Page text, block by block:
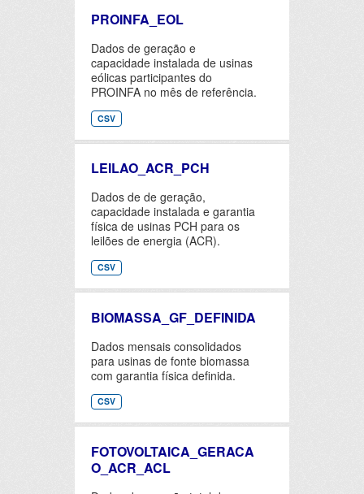
PROINFA_EOL
Dados de geração e
capacidade instalada de usinas
eólicas participantes do
PROINFA no mês de referência.
CSV
LEILAO_ACR_PCH
Dados de de geração,
capacidade instalada e garantia
física de usinas PCH para os
leilões de energia (ACR).
CSV
BIOMASSA_GF_DEFINIDA
Dados mensais consolidados
para usinas de fonte biomassa
com garantia física definida.
CSV
FOTOVOLTAICA_GERACA
O_ACR_ACL